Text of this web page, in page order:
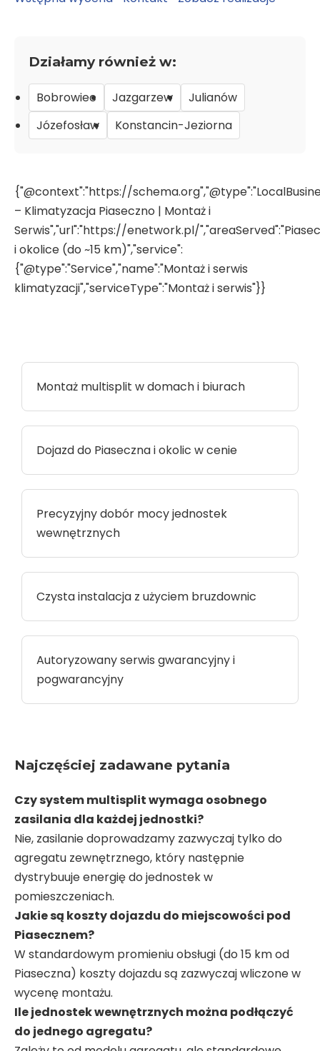
Działamy również w:
Bobrowiec Jazgarzew
Julianów
Józefosław
Konstancin-Jeziorna
{"@context":"https://
– Klimatyzacja Piaseczno | Montaż i
Serwis","url":"https://enetwork.pl/
i okolice (do ~15 km)","service":
{"@type":"Service","name":"Montaż i serwis
klimatyzacji","serviceType":"Montaż i serwis"}}
Montaż multisplit w domach i biurach
Dojazd do Piaseczna i okolic w cenie
Precyzyjny dobór mocy jednostek
wewnętrznych
Czysta instalacja z użyciem bruzdownic
Autoryzowany serwis gwarancyjny i
pogwarancyjny
Najczęściej zadawane pytania
Czy system multisplit wymaga osobnego
zasilania dla każdej jednostki?
Nie, zasilanie doprowadzamy zazwyczaj tylko do
agregatu zewnętrznego, który następnie
dystrybuuje energię do jednostek w
pomieszczeniach.
Jakie są koszty dojazdu do miejscowości pod
Piasecznem?
W standardowym promieniu obsługi (do 15 km od
Piaseczna) koszty dojazdu są zazwyczaj wliczone w
wycenę montażu.
Ile jednostek wewnętrznych można podłączyć
do jednego agregatu?